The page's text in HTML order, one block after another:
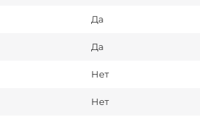
Да
Да
Нет
Нет